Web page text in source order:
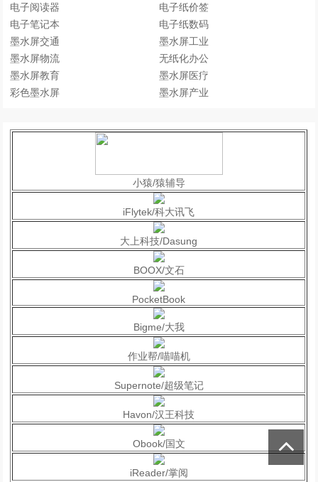
电子阅读器
电子纸价签
电子笔记本
电子纸数码
墨水屏交通
墨水屏工业
墨水屏物流
无纸化办公
墨水屏教育
墨水屏医疗
彩色墨水屏
墨水屏产业
小猿/猿辅导
iFlytek/科大讯飞
大上科技/Dasung
BOOX/文石
PocketBook
Bigme/大我
作业帮/喵喵机
Supernote/超级笔记
Havon/汉王科技
Obook/国文
iReader/掌阅